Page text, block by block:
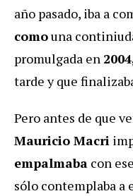
año pasado, iba a
comouna
promulgada en
tarde y que
Pero antes de que
Mauricio Macri
empalmaba con
sólo contemplaba a